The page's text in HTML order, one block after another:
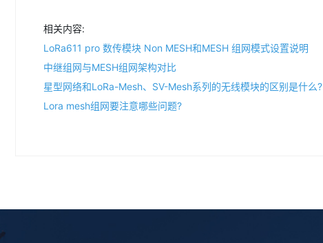
相关内容:
LoRa611 pro 数传模块 Non MESH和MESH 组网模式设置说明
中继组网与MESH组网架构对比
星型网络和LoRa-Mesh、SV-Mesh系列的无线模块的区别是什么?
Lora mesh组网要注意哪些问题?